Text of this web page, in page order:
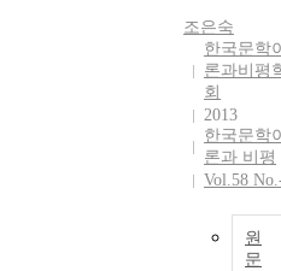
조은숙
한국문학
론과비평
회
2013
한국문학
론과 비평
Vol.58
원
문